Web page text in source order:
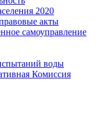
2020
акты
самоуправление
воды
Комиссия